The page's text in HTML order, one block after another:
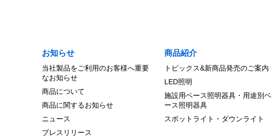
お知らせ
当社製品をご利用のお客様へ重要
なお知らせ
商品について
商品に関するお知らせ
ニュース
プレスリリース
商品紹介
トピックス&新商品発売のご案内
LED照明
施設用ベース照明器具・用途別ベ
ース照明器具
スポットライト・ダウンライト